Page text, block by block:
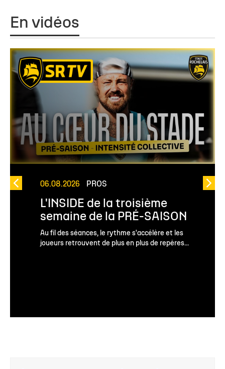
En vidéos
06.08.2026 PROS
L'INSIDE de la troisième
semaine de la PRÉ-SAISON
Au fil des séances, le rythme s'accélère et les
joueurs retrouvent de plus en plus de repères...